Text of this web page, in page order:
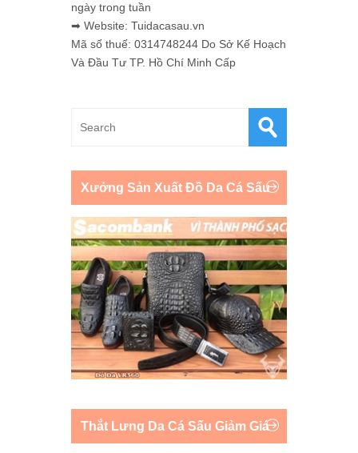
ngày trong tuần
➡ Website: Tuidacasau.vn
Mã số thuế: 0314748244 Do Sở Kế Hoạch
Và Đầu Tư TP. Hồ Chí Minh Cấp
Xưởng Sản Xuất Đồ Da Cá Sấu
Thắt Lưng Da Cá Sấu Giảm Giá